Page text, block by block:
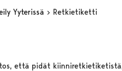
Yyterissä Retkietiketti
että pidät